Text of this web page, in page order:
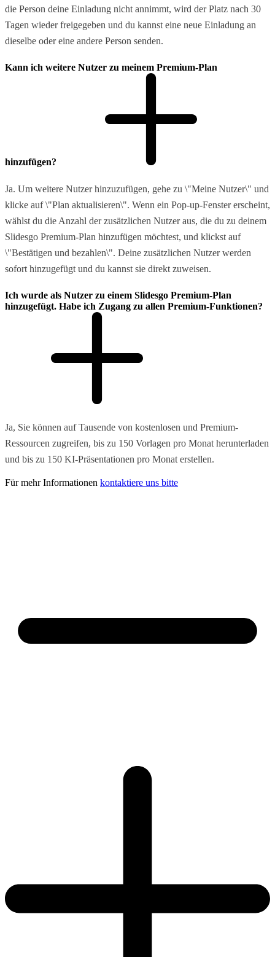
die Person deine Einladung nicht annimmt, wird der Platz nach 30
Tagen wieder freigegeben und du kannst eine neue Einladung an
dieselbe oder eine andere Person senden.
Kann ich weitere Nutzer zu meinem Premium-Plan
hinzufügen?
Ja. Um weitere Nutzer hinzuzufügen, gehe zu \"Meine Nutzer\" und
klicke auf \"Plan aktualisieren\". Wenn ein Pop-up-Fenster erscheint,
wählst du die Anzahl der zusätzlichen Nutzer aus, die du zu deinem
Slidesgo Premium-Plan hinzufügen möchtest, und klickst auf
\"Bestätigen und bezahlen\". Deine zusätzlichen Nutzer werden
sofort hinzugefügt und du kannst sie direkt zuweisen.
Ich wurde als Nutzer zu einem Slidesgo Premium-Plan
hinzugefügt. Habe ich Zugang zu allen Premium-Funktionen?
Ja, Sie können auf Tausende von kostenlosen und Premium-
Ressourcen zugreifen, bis zu 150 Vorlagen pro Monat herunterladen
und bis zu 150 KI-Präsentationen pro Monat erstellen.
Für mehr Informationen kontaktiere uns bitte